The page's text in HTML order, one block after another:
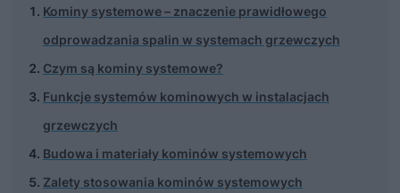
Kominy systemowe – znaczenie prawidłowego
odprowadzania spalin w systemach grzewczych
Czym są kominy systemowe?
Funkcje systemów kominowych w instalacjach
grzewczych
Budowa i materiały kominów systemowych
Zalety stosowania kominów systemowych